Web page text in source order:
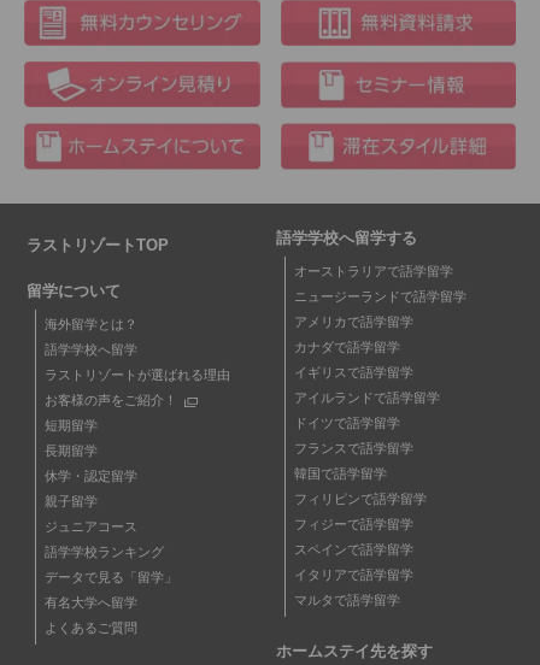
ラストリゾートTOP
留学について
海外留学とは？
語学学校へ留学
ラストリゾートが選ばれる理由
お客様の声をご紹介！
短期留学
長期留学
休学・認定留学
親子留学
ジュニアコース
語学学校ランキング
データで見る「留学」
有名大学へ留学
よくあるご質問
語学学校へ留学する
オーストラリアで語学留学
ニュージーランドで語学留学
アメリカで語学留学
カナダで語学留学
イギリスで語学留学
アイルランドで語学留学
ドイツで語学留学
フランスで語学留学
韓国で語学留学
フィリピンで語学留学
フィジーで語学留学
スペインで語学留学
イタリアで語学留学
マルタで語学留学
ホームステイ先を探す